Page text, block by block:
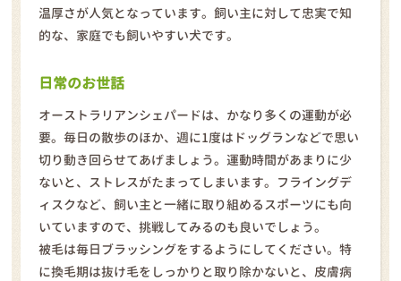
温厚さが人気となっています。飼い主に対して忠実で知
的な、家庭でも飼いやすい犬です。
日常のお世話
オーストラリアンシェパードは、かなり多くの運動が必
要。毎日の散歩のほか、週に1度はドッグランなどで思い
切り動き回らせてあげましょう。運動時間があまりに少
ないと、ストレスがたまってしまいます。フライングデ
ィスクなど、飼い主と一緒に取り組めるスポーツにも向
いていますので、挑戦してみるのも良いでしょう。
被毛は毎日ブラッシングをするようにしてください。特
に換毛期は抜け毛をしっかりと取り除かないと、皮膚病